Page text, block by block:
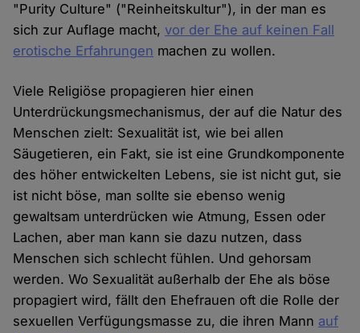
"Purity Culture" ("Reinheitskultur"), in der man es
sich zur Auflage macht,vor der Ehe auf keinen Fall
erotische Erfahrungen machen zu wollen.
Viele Religiöse propagieren hier einen
Unterdrückungsmechanismus, der auf die Natur des
Menschen zielt: Sexualität ist, wie bei allen
Säugetieren, ein Fakt, sie ist eine Grundkomponente
des höher entwickelten Lebens, sie ist nicht gut, sie
ist nicht böse, man sollte sie ebenso wenig
gewaltsam unterdrücken wie Atmung, Essen oder
Lachen, aber man kann sie dazu nutzen, dass
Menschen sich schlecht fühlen. Und gehorsam
werden. Wo Sexualität außerhalb der Ehe als böse
propagiert wird, fällt den Ehefrauen oft die Rolle der
sexuellen Verfügungsmasse zu, die ihren Mann auf